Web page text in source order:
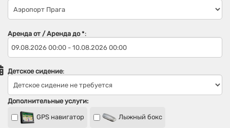
Аренда от / Аренда до *:
Детское сидение:
Дополнительные услуги:
GPS навигатор Лыжный бокс